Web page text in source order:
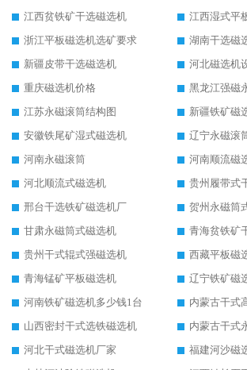
江西贫铁矿干选磁选机
江西湿式平
浙江平板磁选机选矿要求
湖南干选磁
新疆皮带干选磁选机
河北磁选机
重庆磁选机价格
黑龙江强磁
江苏永磁滚筒结构图
新疆铁矿磁
安徽铁尾矿湿式磁选机
辽宁永磁滚
河南永磁滚筒
河南顺流磁
河北顺流式磁选机
贵州履带式
邢台干选铁矿磁选机厂
贺州永磁筒
甘肃永磁筒式磁选机
青海贫铁矿
贵州干式辊式强磁选机
西藏平板磁
青海锰矿平板磁选机
辽宁铁矿磁
河南铁矿磁选机多少钱1台
内蒙古干式
山西密封干式选铁磁选机
河北干式磁选机厂家
福建河沙磁